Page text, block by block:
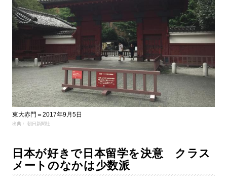
東大赤門＝2017年9月5日
出典： 朝日新聞社
日本が好きで日本留学を決意 クラス
メートのなかは少数派